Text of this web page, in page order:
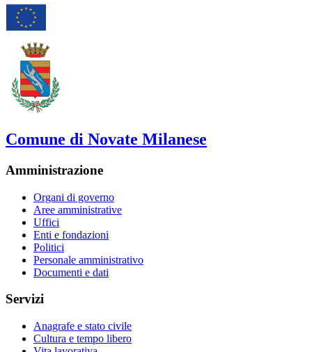
Comune di Novate Milanese
Amministrazione
Organi di governo
Aree amministrative
Uffici
Enti e fondazioni
Politici
Personale amministrativo
Documenti e dati
Servizi
Anagrafe e stato civile
Cultura e tempo libero